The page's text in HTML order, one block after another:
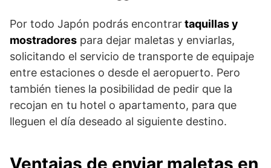
Por todo Japón podrás encontrartaquillas y
mostradores para dejar maletas y enviarlas,
solicitando el servicio de transporte de equipaje
entre estaciones o desde el aeropuerto. Pero
también tienes la posibilidad de pedir que la
recojan en tu hotel o apartamento, para que
lleguen el día deseado al siguiente destino.